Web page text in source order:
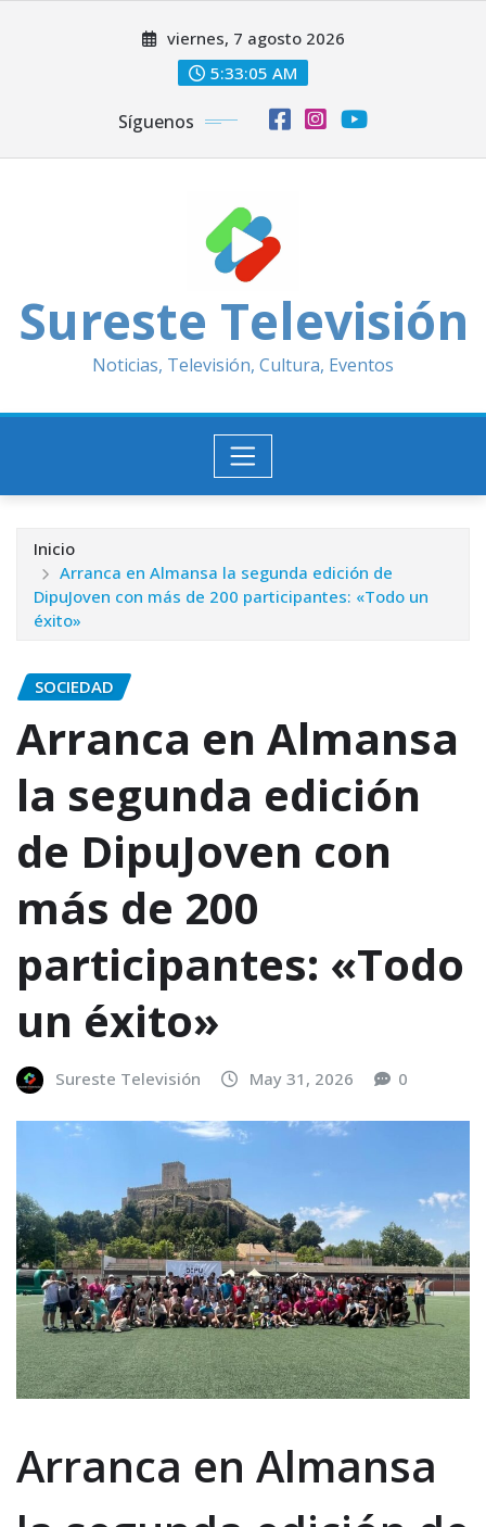
viernes, 7 agosto 2026
5:33:07 AM
Síguenos
Sureste Televisión
Noticias, Televisión, Cultura, Eventos
Inicio
Arranca en Almansa la segunda edición de
DipuJoven con más de 200 participantes: «Todo un
éxito»
SOCIEDAD
Arranca en Almansa
la segunda edición
de DipuJoven con
más de 200
participantes: «Todo
un éxito»
Sureste Televisión May 31, 2026 0
Arranca en Almansa